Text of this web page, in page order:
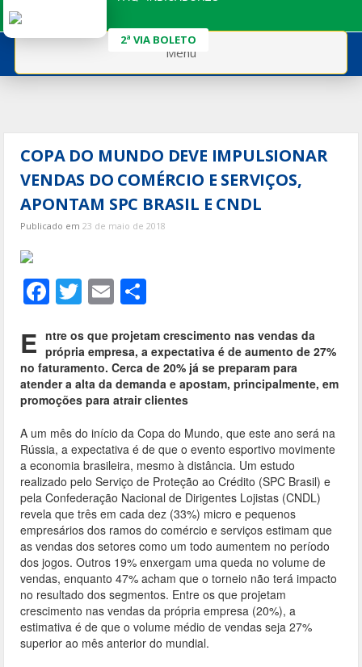
para
2ª VIA BOLETO
Menu
COPA DO MUNDO DEVE IMPULSIONAR
VENDAS DO COMÉRCIO E SERVIÇOS,
APONTAM SPC BRASIL E CNDL
Publicado em23 de maio de 2018
F
ac
e
b
o
o
k
T
w
itt
er
E
m
ai
l
ar
e
E ntre os que projetam crescimento nas vendas da
própria empresa, a expectativa é de aumento de 27%
no faturamento. Cerca de 20% já se preparam para
atender a alta da demanda e apostam, principalmente, em
promoções para atrair clientes
A um mês do início da Copa do Mundo, que este ano será na
Rússia, a expectativa é de que o evento esportivo movimente
a economia brasileira, mesmo à distância. Um estudo
realizado pelo Serviço de Proteção ao Crédito (SPC Brasil) e
pela Confederação Nacional de Dirigentes Lojistas (CNDL)
revela que três em cada dez (33%) micro e pequenos
empresários dos ramos do comércio e serviços estimam que
as vendas dos setores como um todo aumentem no período
dos jogos. Outros 19% enxergam uma queda no volume de
vendas, enquanto 47% acham que o torneio não terá impacto
no resultado dos segmentos. Entre os que projetam
crescimento nas vendas da própria empresa (20%), a
estimativa é de que o volume médio de vendas seja 27%
superior ao mês anterior do mundial.